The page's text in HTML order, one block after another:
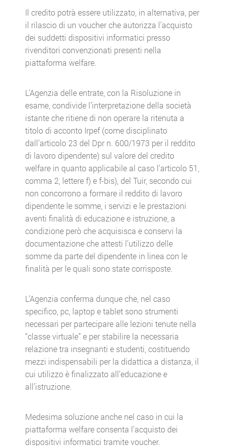
Il credito potrà essere utilizzato, in alternativa, per
il rilascio di un voucher che autorizza l’acquisto
dei suddetti dispositivi informatici presso
rivenditori convenzionati presenti nella
piattaforma welfare.
L’Agenzia delle entrate, con la Risoluzione in
esame, condivide l’interpretazione della società
istante che ritiene di non operare la ritenuta a
titolo di acconto Irpef (come disciplinato
dall’articolo 23 del Dpr n. 600/1973 per il reddito
di lavoro dipendente) sul valore del credito
welfare in quanto applicabile al caso l’articolo 51,
comma 2, lettere f) e f-bis), del Tuir, secondo cui
non concorrono a formare il reddito di lavoro
dipendente le somme, i servizi e le prestazioni
aventi finalità di educazione e istruzione, a
condizione però che acquisisca e conservi la
documentazione che attesti l’utilizzo delle
somme da parte del dipendente in linea con le
finalità per le quali sono state corrisposte.
L’Agenzia conferma dunque che, nel caso
specifico, pc, laptop e tablet sono strumenti
necessari per partecipare alle lezioni tenute nella
“classe virtuale” e per stabilire la necessaria
relazione tra insegnanti e studenti, costituendo
mezzi indispensabili per la didattica a distanza, il
cui utilizzo è finalizzato all’educazione e
all’istruzione.
Medesima soluzione anche nel caso in cui la
piattaforma welfare consenta l’acquisto dei
dispositivi informatici tramite voucher.